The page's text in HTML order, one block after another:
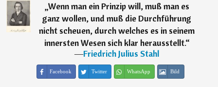
„Wenn man ein Prinzip will, muß man es
ganz wollen, und muß die Durchführung
nicht scheuen, durch welches es in seinem
innersten Wesen sich klar herausstellt.“
―Friedrich Julius Stahl
Facebook Twitter WhatsApp Bild